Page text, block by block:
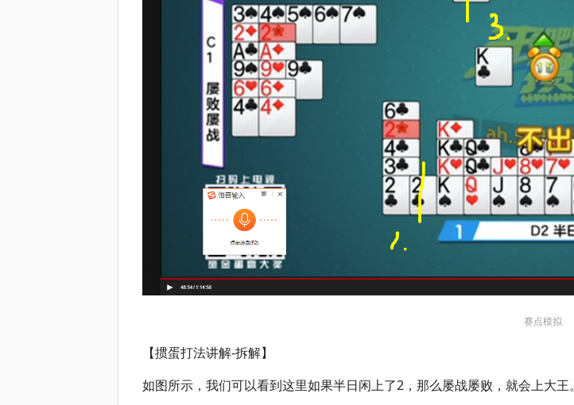
赛点模拟
【掼蛋打法讲解-拆解】
如图所示，我们可以看到这里如果半日闲上了2，那么屡战屡败，就会上大王。